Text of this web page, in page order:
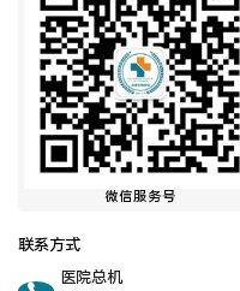
微信服务号
联系方式
医院总机